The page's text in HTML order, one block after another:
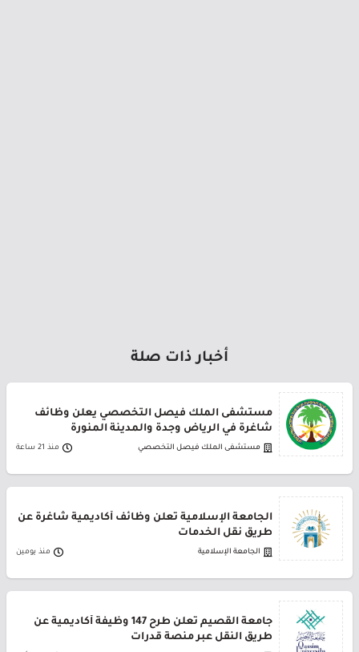
أخبار ذات صلة
مستشفى الملك فيصل التخصصي يعلن وظائف
شاغرة في الرياض وجدة والمدينة المنورة
مستشفى الملك فيصل التخصصي منذ 21 ساعة
الجامعة الإسلامية تعلن وظائف أكاديمية شاغرة عن
طريق نقل الخدمات
الجامعة الإسلامية منذ يومين
جامعة القصيم تعلن طرح 147 وظيفة أكاديمية عن
طريق النقل عبر منصة قدرات